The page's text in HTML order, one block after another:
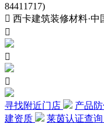
84411717)
 西卡建筑装修材料·



寻找附近门店 产品
建资质
莱茵认证查询